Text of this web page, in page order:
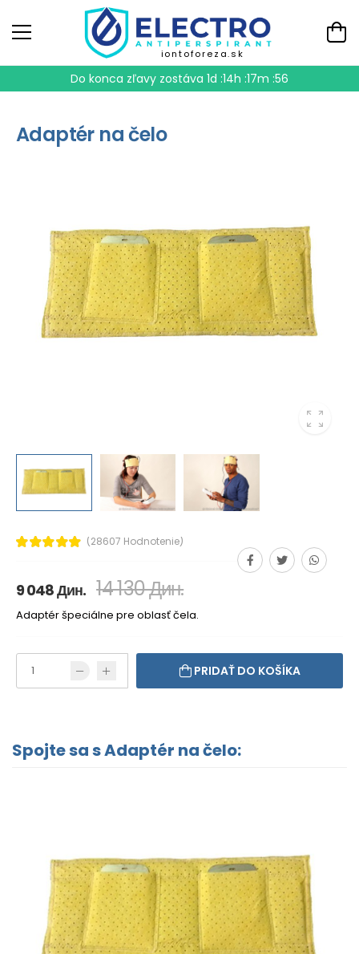
iontoforeza.sk
Do konca zľavy zostáva 1d :14h :17m :56
Adaptér na čelo
(28607 Hodnotenie)
9 048 Дин. 14 130 Дин.
Adaptér špeciálne pre oblasť čela.
PRIDAŤ DO KOŠÍKA
Spojte sa s Adaptér na čelo: